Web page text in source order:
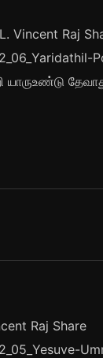
Vincent Raj
Raj Share